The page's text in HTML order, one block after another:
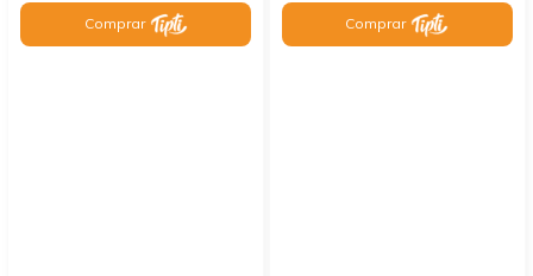
Comprar Comprar